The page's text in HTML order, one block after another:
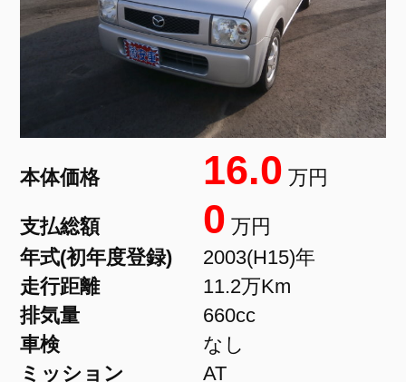
本体価格 16.0 万円
支払総額 0 万円
年式(初年度登録)
2003(H15)年
走行距離
11.2万Km
排気量
660cc
車検
なし
ミッション
AT